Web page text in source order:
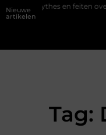
Nieuwe
artikelen
Mythes en feiten over
Tag: